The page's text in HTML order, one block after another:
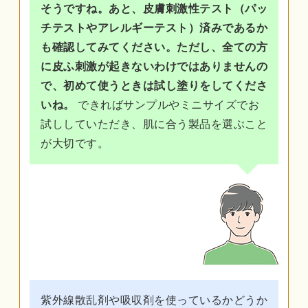
そうですね。あと、皮膚刺激性テスト（パッ
チテストやアレルギーテスト）済みであるか
も確認してみてください。ただし、全ての方
に皮ふ刺激が起きないわけではありませんの
で、初めて使うときは試し塗りをしてくださ
いね。
できればサンプルやミニサイズでお
試ししていただき、肌に合う製品を選ぶこと
が大切です。
紫外線散乱剤や吸収剤を使っているかどうか